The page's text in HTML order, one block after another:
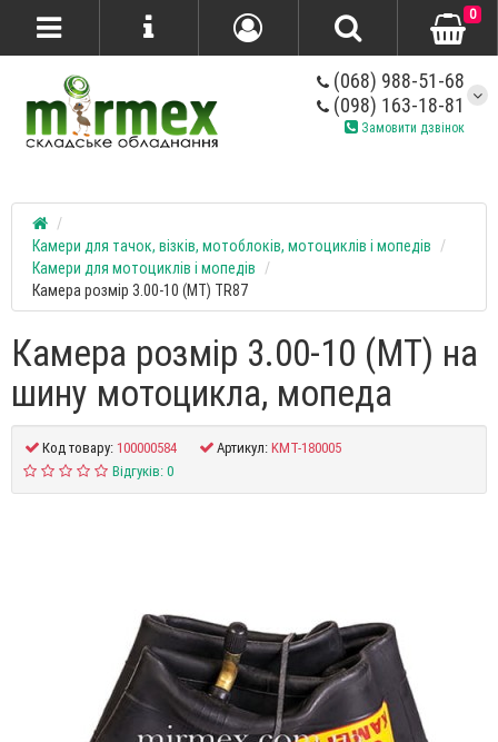
(068) 988-51-68
(098) 163-18-81
Замовити дзвінок
0
Камери для тачок, візків, мотоблоків, мотоциклів і мопедів
Камери для мотоциклів і мопедів
Камера розмір 3.00-10 (MT) TR87
Камера розмір 3.00-10 (MT) на
шину мотоцикла, мопеда
Код товару:100000584 Артикул:KMT-180005
Відгуків: 0